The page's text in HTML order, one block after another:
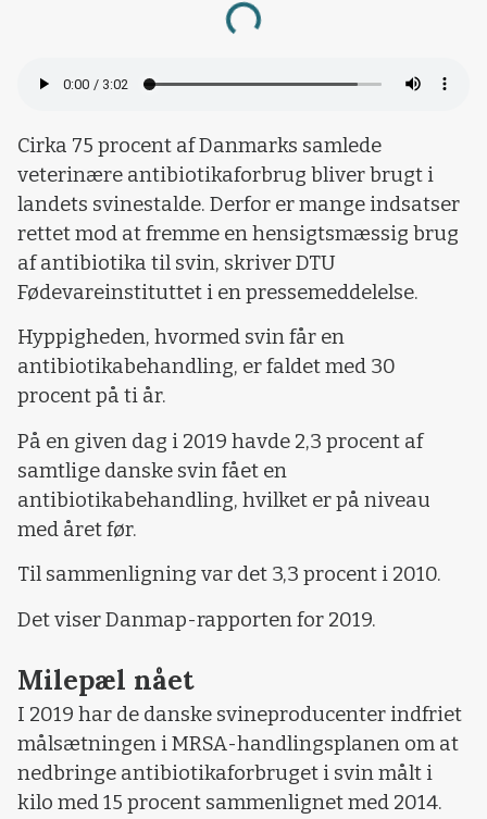
Loading...
Cirka 75 procent af Danmarks samlede
veterinære antibiotikaforbrug bliver brugt i
landets svinestalde. Derfor er mange indsatser
rettet mod at fremme en hensigtsmæssig brug
af antibiotika til svin, skriver DTU
Fødevareinstituttet i en pressemeddelelse.
Hyppigheden, hvormed svin får en
antibiotikabehandling, er faldet med 30
procent på ti år.
På en given dag i 2019 havde 2,3 procent af
samtlige danske svin fået en
antibiotikabehandling, hvilket er på niveau
med året før.
Til sammenligning var det 3,3 procent i 2010.
Det viser Danmap-rapporten for 2019.
Milepæl nået
I 2019 har de danske svineproducenter indfriet
målsætningen i MRSA-handlingsplanen om at
nedbringe antibiotikaforbruget i svin målt i
kilo med 15 procent sammenlignet med 2014.